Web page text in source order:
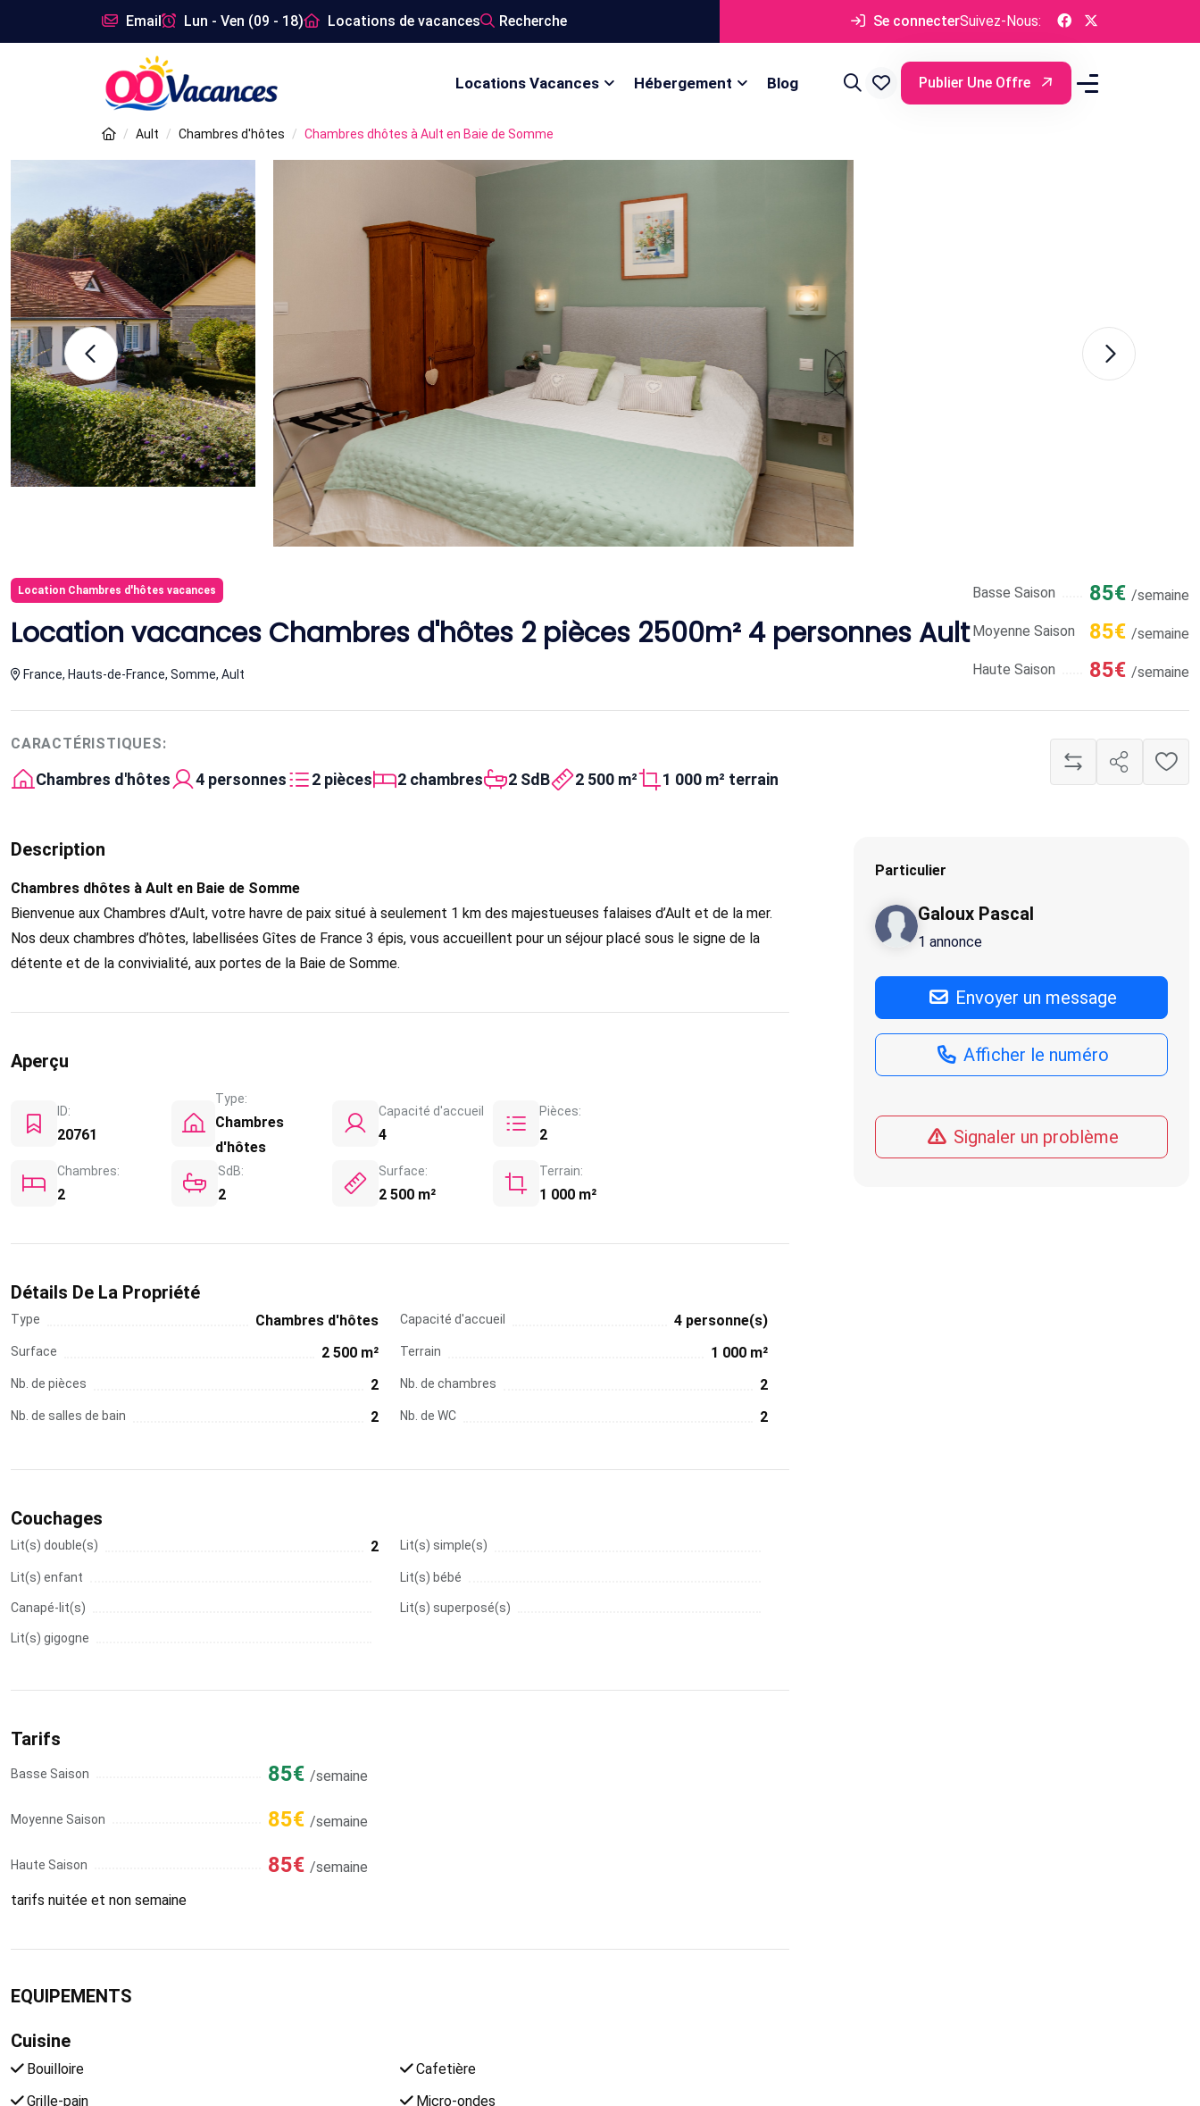
Email Lun - Ven (09 - 18) Locations de vacances Recherche Se connecterSuivez-Nous:
Locations Vacances Hébergement Blog Publier Une Offre
Ault Chambres d'hôtes Chambres dhôtes à Ault en Baie de Somme
Location Chambres d'hôtes vacances
Location vacances Chambres d'hôtes 2 pièces 2500m² 4 personnes Ault
France, Hauts-de-France, Somme, Ault
Basse Saison 85€ /semaine
Moyenne Saison 85€ /semaine
Haute Saison 85€ /semaine
CARACTÉRISTIQUES:
Chambres d'hôtes 4 personnes 2 pièces 2 chambres 2 SdB 2 500 m² 1 000 m² terrain
Description
Chambres dhôtes à Ault en Baie de Somme
Bienvenue aux Chambres d’Ault, votre havre de paix situé à seulement 1 km des majestueuses falaises d’Ault et de la mer.
Nos deux chambres d’hôtes, labellisées Gîtes de France 3 épis, vous accueillent pour un séjour placé sous le signe de la
détente et de la convivialité, aux portes de la Baie de Somme.
Aperçu
ID:
20761
Type:
Chambres
d'hôtes
Capacité d'accueil
4
Pièces:
2
Chambres:
2
SdB:
2
Surface:
2 500 m²
Terrain:
1 000 m²
Détails De La Propriété
Type Chambres d'hôtes Capacité d'accueil 4 personne(s)
Surface 2 500 m² Terrain 1 000 m²
Nb. de pièces 2 Nb. de chambres 2
Nb. de salles de bain 2 Nb. de WC 2
Couchages
Lit(s) double(s) 2 Lit(s) simple(s)
Lit(s) enfant Lit(s) bébé
Canapé-lit(s) Lit(s) superposé(s)
Lit(s) gigogne
Tarifs
Basse Saison 85€ /semaine
Moyenne Saison 85€ /semaine
Haute Saison 85€ /semaine
tarifs nuitée et non semaine
EQUIPEMENTS
Cuisine
Bouilloire
Cafetière
Grille-pain
Micro-ondes
Particulier
Galoux Pascal
1 annonce
Envoyer un message
Afficher le numéro
Signaler un problème